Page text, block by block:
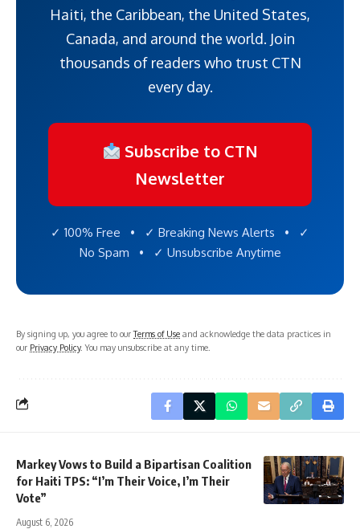
Haiti, the Caribbean, the United States,
Canada, and around the world. Join
thousands of readers who trust CTN
every day.
Subscribe to CTN
Newsletter
✓ 100% Free • ✓ Breaking News Alerts • ✓
No Spam • ✓ Unsubscribe Anytime
By signing up, you agree to ourTerms of Use and acknowledge the data practices in
our Privacy Policy. You may unsubscribe at any time.
Markey Vows to Build a Bipartisan Coalition
for Haiti TPS: “I’m Their Voice, I’m Their
Vote”
August 6, 2026